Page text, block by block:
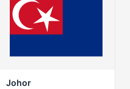
Johor